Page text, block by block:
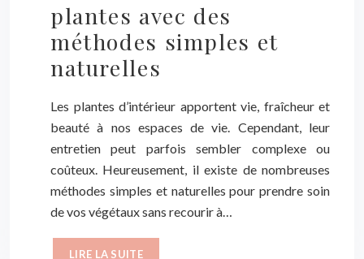
plantes avec des
méthodes simples et
naturelles
Les plantes d’intérieur apportent vie, fraîcheur et
beauté à nos espaces de vie. Cependant, leur
entretien peut parfois sembler complexe ou
coûteux. Heureusement, il existe de nombreuses
méthodes simples et naturelles pour prendre soin
de vos végétaux sans recourir à…
LIRE LA SUITE